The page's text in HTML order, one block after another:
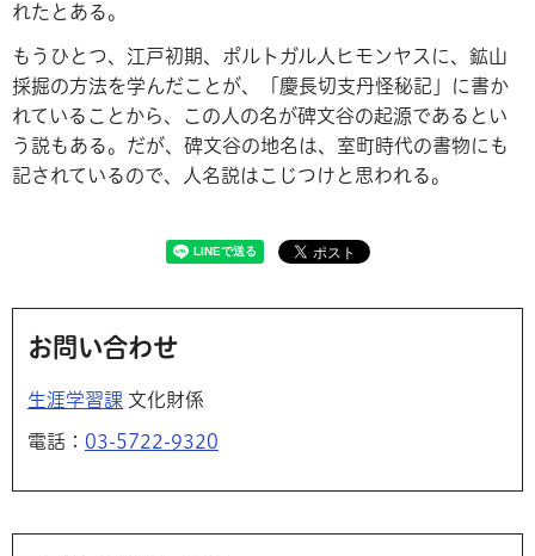
れたとある。
もうひとつ、江戸初期、ポルトガル人ヒモンヤスに、鉱山
採掘の方法を学んだことが、「慶長切支丹怪秘記」に書か
れていることから、この人の名が碑文谷の起源であるとい
う説もある。だが、碑文谷の地名は、室町時代の書物にも
記されているので、人名説はこじつけと思われる。
お問い合わせ
生涯学習課 文化財係
電話： 03-5722-9320